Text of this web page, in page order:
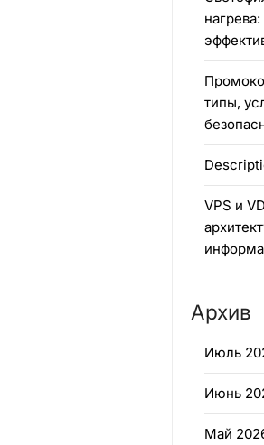
типы,
VPS и
Архив
Июль
Июнь
Май